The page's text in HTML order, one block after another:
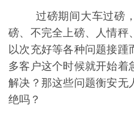
过磅期间大车过磅，
磅、不完全上磅、人情秤
以次充好等各种问题接踵
多客户这个时候就开始着
解决？那这些问题衡安无
绝吗？